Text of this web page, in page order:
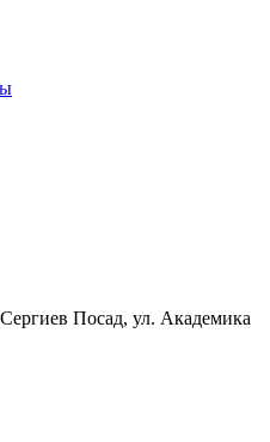
Посад, ул. Академика